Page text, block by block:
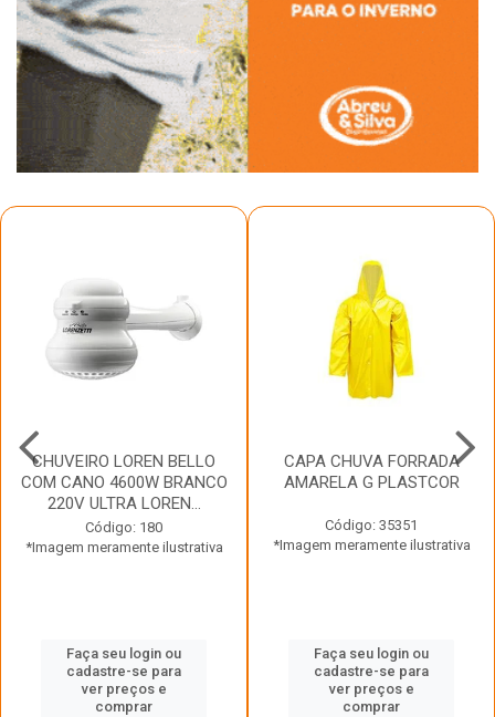
CHUVEIRO LOREN BELLO
COM CANO 4600W BRANCO
220V ULTRA LOREN...
Código: 180
*Imagem meramente ilustrativa
Faça seu login ou
cadastre-se para
ver preços e
comprar
CAPA CHUVA FORRADA
AMARELA G PLASTCOR
Código: 35351
*Imagem meramente ilustrativa
Faça seu login ou
cadastre-se para
ver preços e
comprar